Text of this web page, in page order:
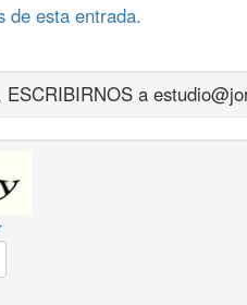
de esta entrada.
a